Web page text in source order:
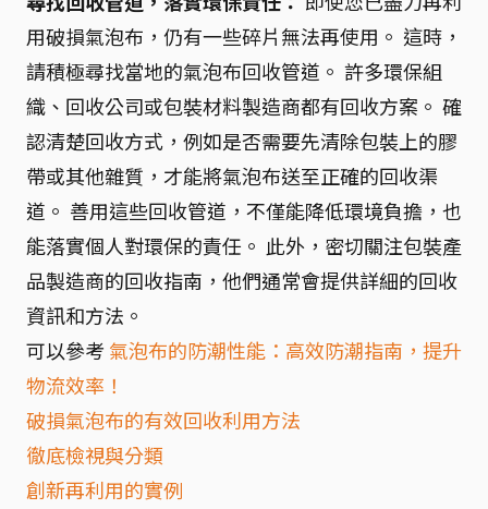
用破損氣泡布，仍有一些碎片無法再使用。 這時，
請積極尋找當地的氣泡布回收管道。 許多環保組
織、回收公司或包裝材料製造商都有回收方案。 確
認清楚回收方式，例如是否需要先清除包裝上的膠
帶或其他雜質，才能將氣泡布送至正確的回收渠
道。 善用這些回收管道，不僅能降低環境負擔，也
能落實個人對環保的責任。 此外，密切關注包裝產
品製造商的回收指南，他們通常會提供詳細的回收
資訊和方法。
可以參考 氣泡布的防潮性能：高效防潮指南，提升
物流效率！
破損氣泡布的有效回收利用方法
徹底檢視與分類
創新再利用的實例